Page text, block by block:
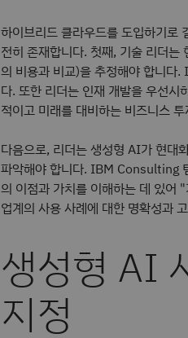
하이브리드 클라우드를 도입하기로
전히 존재합니다. 첫째, 기술 리더는
의 비용과 비교)을 추정해야 합니다
다. 또한 리더는 인재 개발을 우선시
적이고 미래를 대비하는 비즈니스
다음으로, 리더는 생성형 AI가 현대
파악해야 합니다. IBM Consulting
의 이점과 가치를 이해하는 데 있어
업계의 사용 사례에 대한 명확성과
생성형 AI
지정